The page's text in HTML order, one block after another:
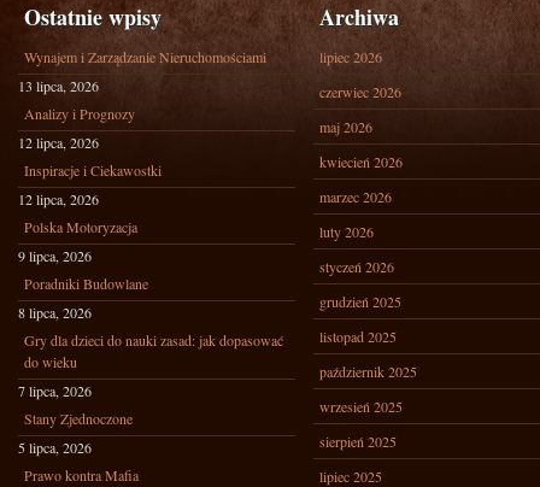
Ostatnie wpisy
Wynajem i Zarządzanie Nieruchomościami
13 lipca, 2026
Analizy i Prognozy
12 lipca, 2026
Inspiracje i Ciekawostki
12 lipca, 2026
Polska Motoryzacja
9 lipca, 2026
Poradniki Budowlane
8 lipca, 2026
Gry dla dzieci do nauki zasad: jak dopasować
do wieku
7 lipca, 2026
Stany Zjednoczone
5 lipca, 2026
Prawo kontra Mafia
Archiwa
lipiec 2026
czerwiec 2026
maj 2026
kwiecień 2026
marzec 2026
luty 2026
styczeń 2026
grudzień 2025
listopad 2025
październik 2025
wrzesień 2025
sierpień 2025
lipiec 2025